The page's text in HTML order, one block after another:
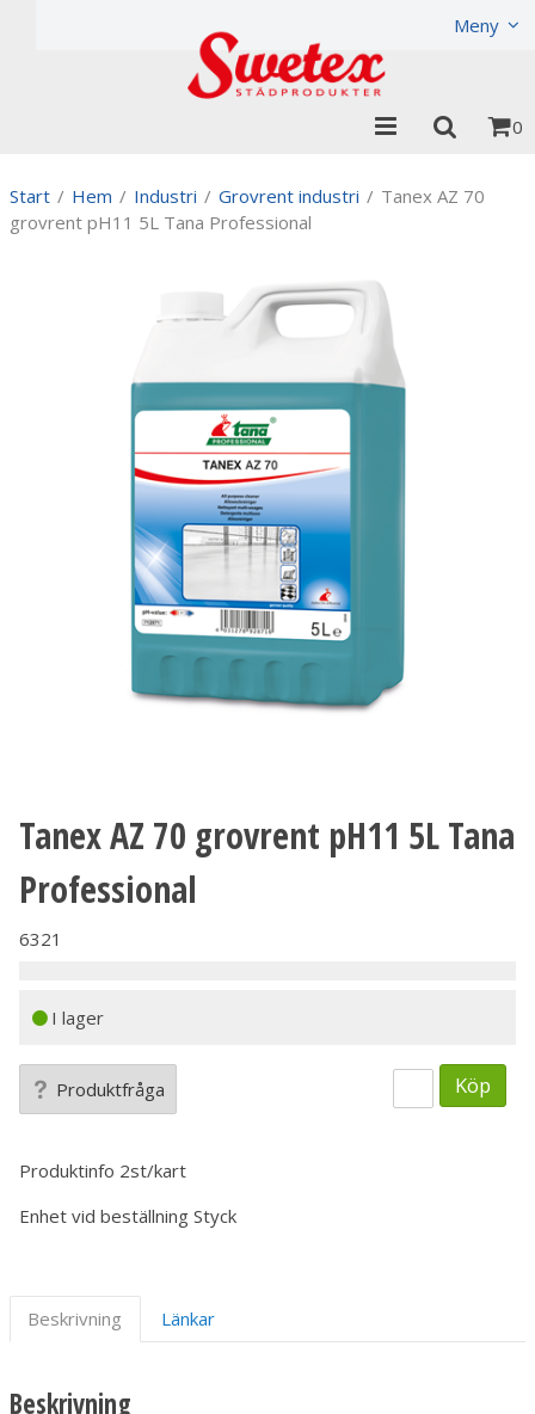
Meny
0
Start / Hem / Industri / Grovrent industri / Tanex AZ 70
grovrent pH11 5L Tana Professional
Tanex AZ 70 grovrent pH11 5L Tana
Professional
6321
I lager
Produktfråga Köp
Produktinfo 2st/kart
Enhet vid beställning Styck
Beskrivning Länkar
Beskrivning